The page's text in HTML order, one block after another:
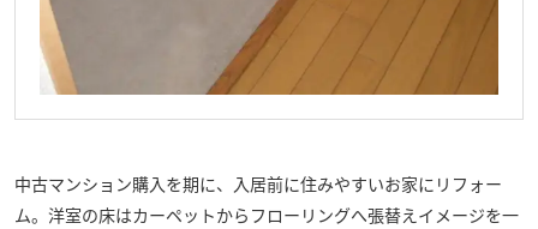
中古マンション購入を期に、入居前に住みやすいお家にリフォー
ム。洋室の床はカーペットからフローリングへ張替えイメージを一